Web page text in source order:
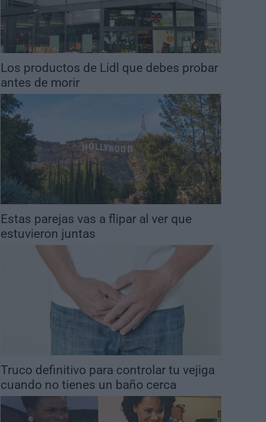
Los productos de Lidl que debes probar
antes de morir
Estas parejas vas a flipar al ver que
estuvieron juntas
Truco definitivo para controlar tu vejiga
cuando no tienes un baño cerca